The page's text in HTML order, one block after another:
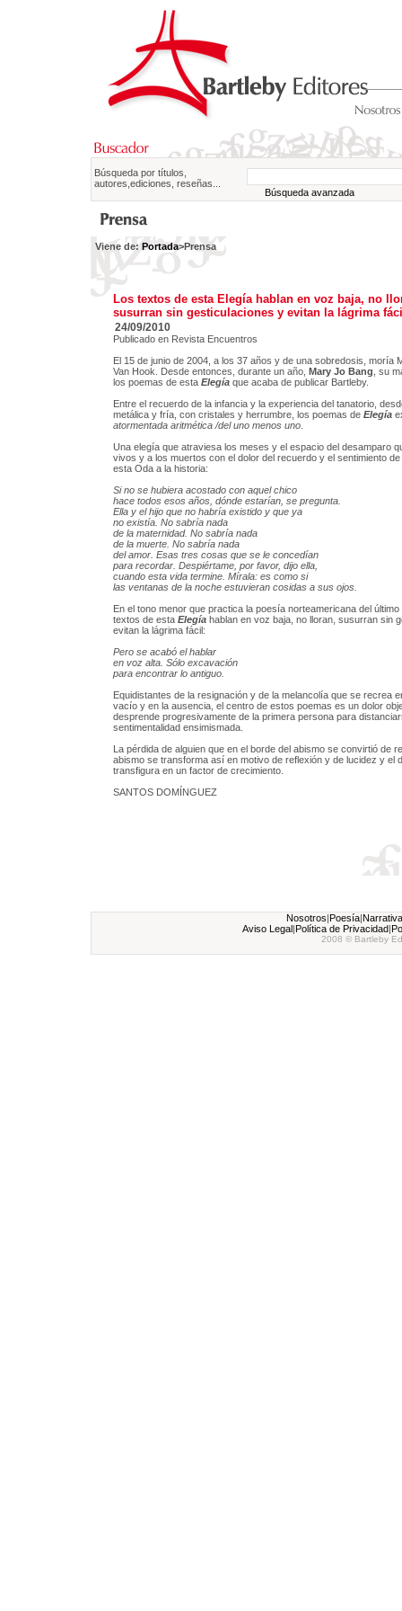
Búsqueda por títulos,
autores,ediciones, reseñas...
Búsqueda avanzada
Viene de: Portada>Prensa
Los textos de esta Elegía hablan en voz baja, no
susurran sin gesticulaciones y evitan la lágrima
24/09/2010
Publicado en Revista Encuentros
El 15 de junio de 2004, a los 37 años y de una sobredosis, moría
Van Hook. Desde entonces, durante un año, Mary Jo Bang , su
los poemas de esta Elegía que acaba de publicar Bartleby.
Entre el recuerdo de la infancia y la experiencia del tanatorio,
metálica y fría, con cristales y herrumbre, los poemas de Elegía
atormentada aritmética /del uno menos uno.
Una elegía que atraviesa los meses y el espacio del desamparo
vivos y a los muertos con el dolor del recuerdo y el sentimiento
esta Oda a la historia:
Si no se hubiera acostado con aquel chico
hace todos esos años, dónde estarían, se pregunta.
Ella y el hijo que no habría existido y que ya
no existía. No sabría nada
de la maternidad. No sabría nada
de la muerte. No sabría nada
del amor. Esas tres cosas que se le concedían
para recordar. Despiértame, por favor, dijo ella,
cuando esta vida termine. Mírala: es como si
las ventanas de la noche estuvieran cosidas a sus ojos.
En el tono menor que practica la poesía norteamericana del último
textos de esta Elegía hablan en voz baja, no lloran, susurran sin
evitan la lágrima fácil:
Pero se acabó el hablar
en voz alta. Sólo excavación
para encontrar lo antiguo.
Equidistantes de la resignación y de la melancolía que se recrea
vacío y en la ausencia, el centro de estos poemas es un dolor
desprende progresivamente de la primera persona para
sentimentalidad ensimismada.
La pérdida de alguien que en el borde del abismo se convirtió de
abismo se transforma así en motivo de reflexión y de lucidez y el
transfigura en un factor de crecimiento.
SANTOS DOMÍNGUEZ
Nosotros|Poesía|Narrativa
Aviso Legal|Política de Privacidad|
2008 © Bartleby